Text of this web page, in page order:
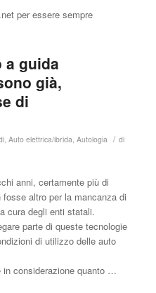
per essere sempre
a guida
già,
di
, Auto elettrica/ibrida, Autologia / di
anni, certamente più di
altro per la mancanza di
cura degli enti statali.
parte di queste tecnologie
di utilizzo delle auto
in considerazione quanto …